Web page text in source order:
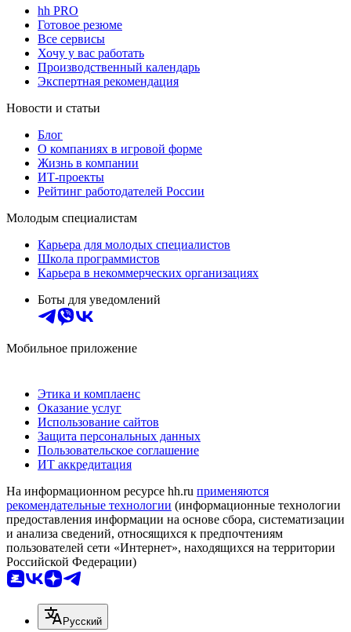
hh PRO
Готовое резюме
Все сервисы
Хочу у вас работать
Производственный календарь
Экспертная рекомендация
Новости и статьи
Блог
О компаниях в игровой форме
Жизнь в компании
ИТ-проекты
Рейтинг работодателей России
Молодым специалистам
Карьера для молодых специалистов
Школа программистов
Карьера в некоммерческих организациях
Боты для уведомлений
Мобильное приложение
Этика и комплаенс
Оказание услуг
Использование сайтов
Защита персональных данных
Пользовательское соглашение
ИТ аккредитация
На информационном ресурсе hh.ru применяются
рекомендательные технологии (информационные технологии
предоставления информации на основе сбора, систематизации
и анализа сведений, относящихся к предпочтениям
пользователей сети «Интернет», находящихся на территории
Российской Федерации)
Русский